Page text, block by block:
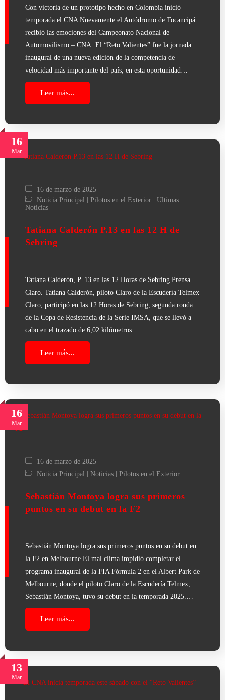
Con victoria de un prototipo hecho en Colombia inició
temporada el CNA Nuevamente el Autódromo de Tocancipá
recibió las emociones del Campeonato Nacional de
Automovilismo – CNA. El “Reto Valientes” fue la jornada
inaugural de una nueva edición de la competencia de
velocidad más importante del país, en esta oportunidad…
Leer más...
16
Mar
16 de marzo de 2025
Noticia Principal
Pilotos en el Exterior
Ultimas
Noticias
Tatiana Calderón P.13 en las 12 H de
Sebring
Tatiana Calderón, P. 13 en las 12 Horas de Sebring Prensa
Claro. Tatiana Calderón, piloto Claro de la Escudería Telmex
Claro, participó en las 12 Horas de Sebring, segunda ronda
de la Copa de Resistencia de la Serie IMSA, que se llevó a
cabo en el trazado de 6,02 kilómetros…
Leer más...
16
Mar
16 de marzo de 2025
Noticia Principal | Noticias | Pilotos en el Exterior
Sebastián Montoya logra sus primeros
puntos en su debut en la F2
Sebastián Montoya logra sus primeros puntos en su debut en
la F2 en Melbourne El mal clima impidió completar el
programa inaugural de la FIA Fórmula 2 en el Albert Park de
Melbourne, donde el piloto Claro de la Escudería Telmex,
Sebastián Montoya, tuvo su debut en la temporada 2025.…
Leer más...
13
Mar